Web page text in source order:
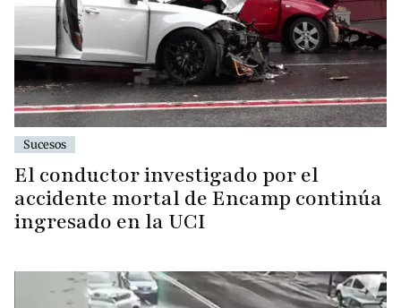
Sucesos
El conductor investigado por el
accidente mortal de Encamp continúa
ingresado en la UCI